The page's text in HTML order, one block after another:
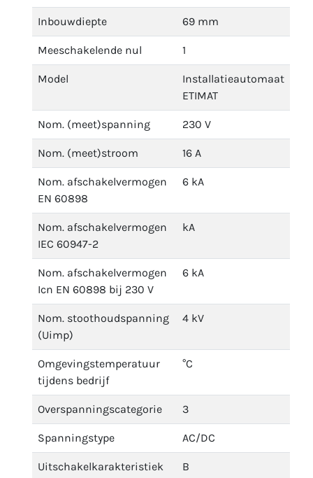
Inbouwdiepte 69 mm
Meeschakelende nul 1
Model
Installatieautomaat
ETIMAT
Nom. (meet)spanning 230 V
Nom. (meet)stroom 16 A
Nom. afschakelvermogen
EN 60898
6 kA
Nom. afschakelvermogen
IEC 60947-2
kA
Nom. afschakelvermogen
Icn EN 60898 bij 230 V
6 kA
Nom. stoothoudspanning
(Uimp)
4 kV
Omgevingstemperatuur
tijdens bedrijf
°C
Overspanningscategorie 3
Spanningstype AC/DC
Uitschakelkarakteristiek B